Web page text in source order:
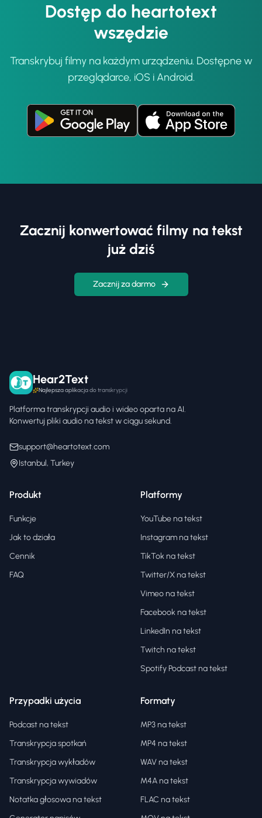
Dostęp do heartotext
wszędzie
Transkrybuj filmy na każdym urządzeniu. Dostępne w
przeglądarce, iOS i Android.
Zacznij konwertować filmy na tekst
już dziś
Zacznij za darmo
Hear2Text
Najlepsza aplikacja do transkrypcji
Platforma transkrypcji audio i wideo oparta na AI.
Konwertuj pliki audio na tekst w ciągu sekund.
support@heartotext.com
Istanbul, Turkey
Produkt
Funkcje
Jak to działa
Cennik
FAQ
Platformy
YouTube na tekst
Instagram na tekst
TikTok na tekst
Twitter/X na tekst
Vimeo na tekst
Facebook na tekst
LinkedIn na tekst
Twitch na tekst
Spotify Podcast na tekst
Przypadki użycia
Podcast na tekst
Transkrypcja spotkań
Transkrypcja wykładów
Transkrypcja wywiadów
Notatka głosowa na tekst
Formaty
MP3 na tekst
MP4 na tekst
WAV na tekst
M4A na tekst
FLAC na tekst